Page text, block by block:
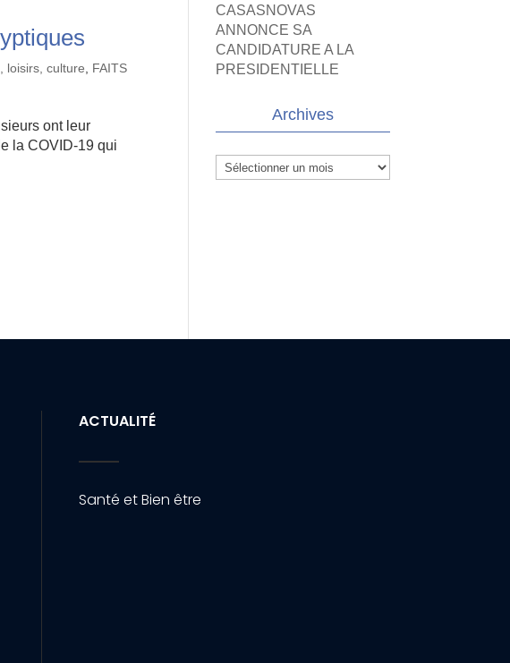
loisirs, culture
FAITS
ont leur
la COVID-19 qui
CASASNOVAS
ANNONCE SA
CANDIDATURE A LA
PRESIDENTIELLE
Archives
Archives
ACTUALITÉ
Santé et Bien être